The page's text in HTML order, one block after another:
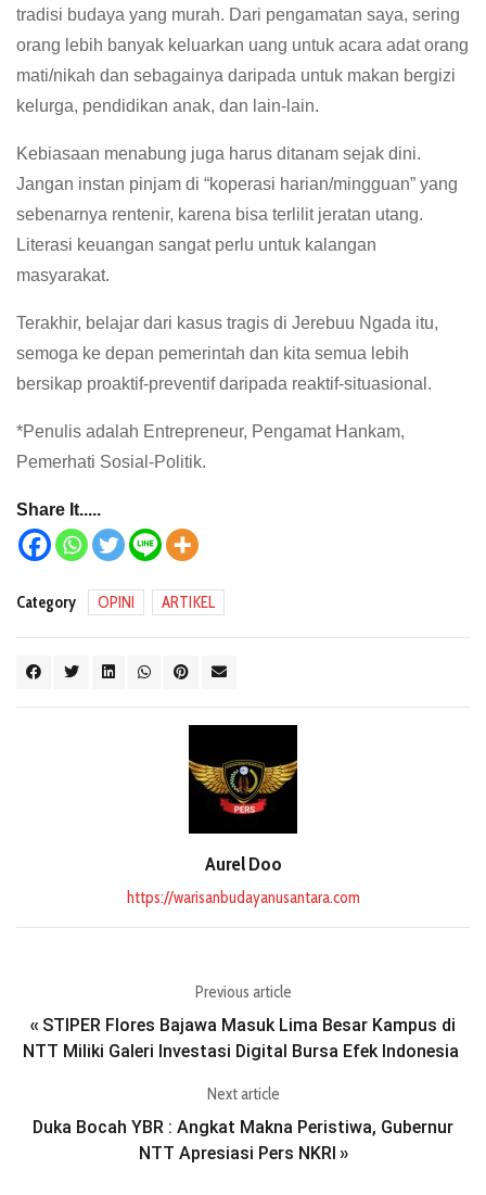
tradisi budaya yang murah. Dari pengamatan saya, sering
orang lebih banyak keluarkan uang untuk acara adat orang
mati/nikah dan sebagainya daripada untuk makan bergizi
kelurga, pendidikan anak, dan lain-lain.
Kebiasaan menabung juga harus ditanam sejak dini.
Jangan instan pinjam di “koperasi harian/mingguan” yang
sebenarnya rentenir, karena bisa terlilit jeratan utang.
Literasi keuangan sangat perlu untuk kalangan
masyarakat.
Terakhir, belajar dari kasus tragis di Jerebuu Ngada itu,
semoga ke depan pemerintah dan kita semua lebih
bersikap proaktif-preventif daripada reaktif-situasional.
*Penulis adalah Entrepreneur, Pengamat Hankam,
Pemerhati Sosial-Politik.
Share It.....
Category OPINI ARTIKEL
Aurel Doo
https://warisanbudayanusantara.com
Previous article
« STIPER Flores Bajawa Masuk Lima Besar Kampus di
NTT Miliki Galeri Investasi Digital Bursa Efek Indonesia
Next article
Duka Bocah YBR : Angkat Makna Peristiwa, Gubernur
NTT Apresiasi Pers NKRI »